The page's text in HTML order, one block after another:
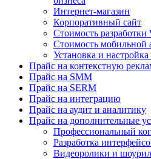
Интернет-магазин
Корпоративный сайт
Стоимость разработки
Стоимость мобильной
Установка и
Прайс на контекстную
Прайс на SMM
Прайс на SERM
Прайс на интеграцию
Прайс на аудит и аналитику
Прайс на дополнительные
Профессиональный
Разработка
Видеоролики и